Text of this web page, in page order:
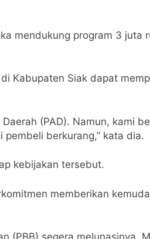
mendukung program 3 juta
Kabupaten Siak dapat
(PAD). Namun, kami
berkurang,” kata dia.
kebijakan tersebut.
memberikan